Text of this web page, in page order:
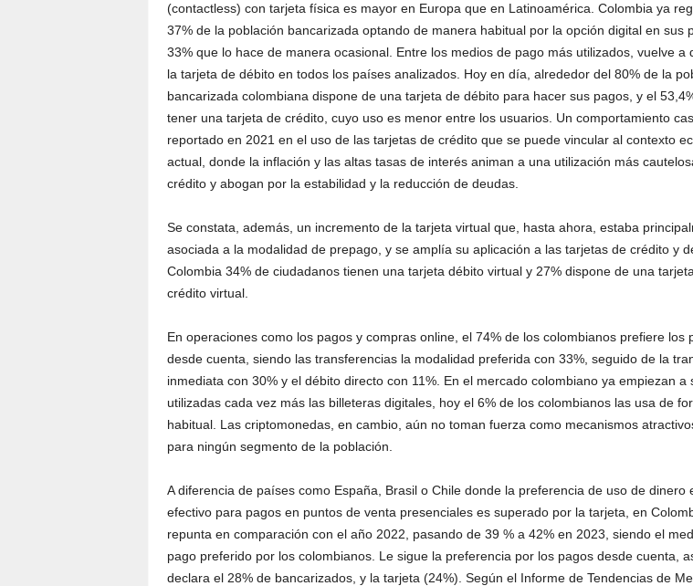
(contactless) con tarjeta física es mayor en Europa que en Latinoamérica. Colombia ya
37% de la población bancarizada optando de manera habitual por la opción digital en sus
33% que lo hace de manera ocasional. Entre los medios de pago más utilizados, vuelve a
la tarjeta de débito en todos los países analizados. Hoy en día, alrededor del 80% de la
bancarizada colombiana dispone de una tarjeta de débito para hacer sus pagos, y el
tener una tarjeta de crédito, cuyo uso es menor entre los usuarios. Un comportamiento
reportado en 2021 en el uso de las tarjetas de crédito que se puede vincular al contexto
actual, donde la inflación y las altas tasas de interés animan a una utilización más
crédito y abogan por la estabilidad y la reducción de deudas.
Se constata, además, un incremento de la tarjeta virtual que, hasta ahora, estaba
asociada a la modalidad de prepago, y se amplía su aplicación a las tarjetas de crédito y
Colombia 34% de ciudadanos tienen una tarjeta débito virtual y 27% dispone de una
crédito virtual.
En operaciones como los pagos y compras online, el 74% de los colombianos prefiere los
desde cuenta, siendo las transferencias la modalidad preferida con 33%, seguido de la
inmediata con 30% y el débito directo con 11%. En el mercado colombiano ya empiezan a
utilizadas cada vez más las billeteras digitales, hoy el 6% de los colombianos las usa de
habitual. Las criptomonedas, en cambio, aún no toman fuerza como mecanismos
para ningún segmento de la población.
A diferencia de países como España, Brasil o Chile donde la preferencia de uso de dinero
efectivo para pagos en puntos de venta presenciales es superado por la tarjeta, en
repunta en comparación con el año 2022, pasando de 39 % a 42% en 2023, siendo el
pago preferido por los colombianos. Le sigue la preferencia por los pagos desde cuenta,
declara el 28% de bancarizados, y la tarjeta (24%). Según el Informe de Tendencias de